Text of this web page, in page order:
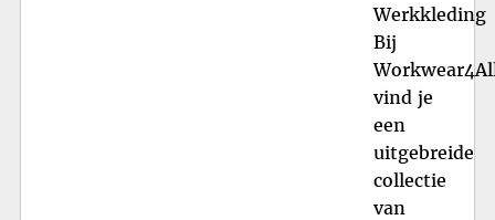
Werkkleding
Bij
vind je
een
uitgebreide
collectie
van